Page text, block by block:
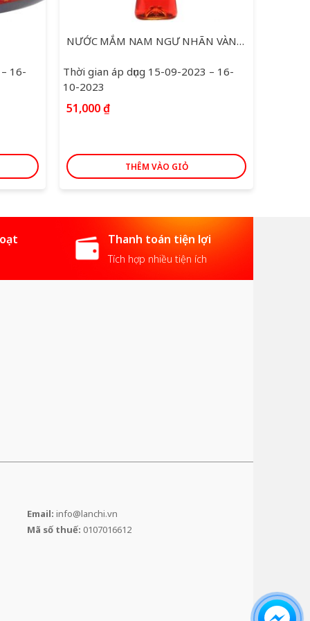
16-
NƯỚC MẮM NAM NGƯ NHÃN VÀNG 650ML
Thời gian áp dụng 15-09-2023 – 16-
10-2023
51,000₫
THÊM VÀO GIỎ
Thanh toán tiện lợi
Tích hợp nhiều tiện ích
Email: info@lanchi.vn
Mã số thuế: 0107016612